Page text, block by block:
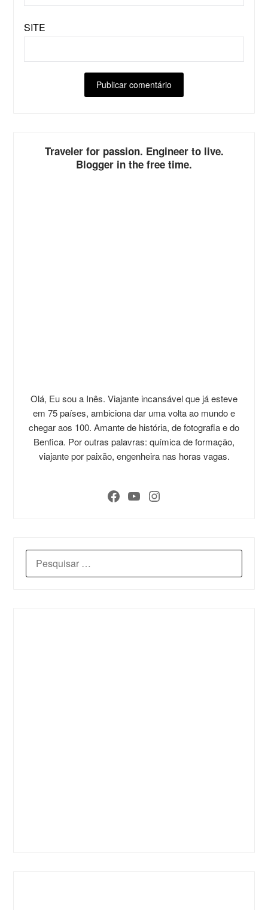
SITE
Traveler for passion. Engineer to live.
Blogger in the free time.
Olá, Eu sou a Inês. Viajante incansável que já esteve
em 75 países, ambiciona dar uma volta ao mundo e
chegar aos 100. Amante de história, de fotografia e do
Benfica. Por outras palavras: química de formação,
viajante por paixão, engenheira nas horas vagas.